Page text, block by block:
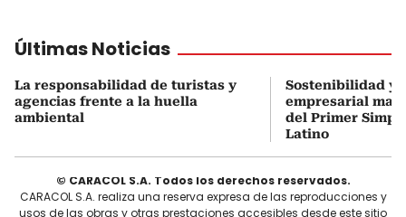
Últimas Noticias
La responsabilidad de turistas y
agencias frente a la huella
ambiental
Sostenibilidad y
empresarial
del Primer
Latino
© CARACOL S.A. Todos los derechos reservados.
CARACOL S.A. realiza una reserva expresa de las reproducciones y
usos de las obras y otras prestaciones accesibles desde este sitio